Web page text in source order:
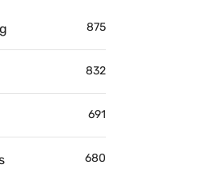
875
832
691
680